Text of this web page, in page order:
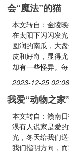
会“魔法”的猫
本文转自：金陵
在太阳下闪闪发
圆润的南瓜，大
皮和好奇，显得
却有一些怪异。
2023-12-25
我爱“动物之家”
本文转自：赣南
淏有人说家是爱
光，冬天给我们
我们指明方向，